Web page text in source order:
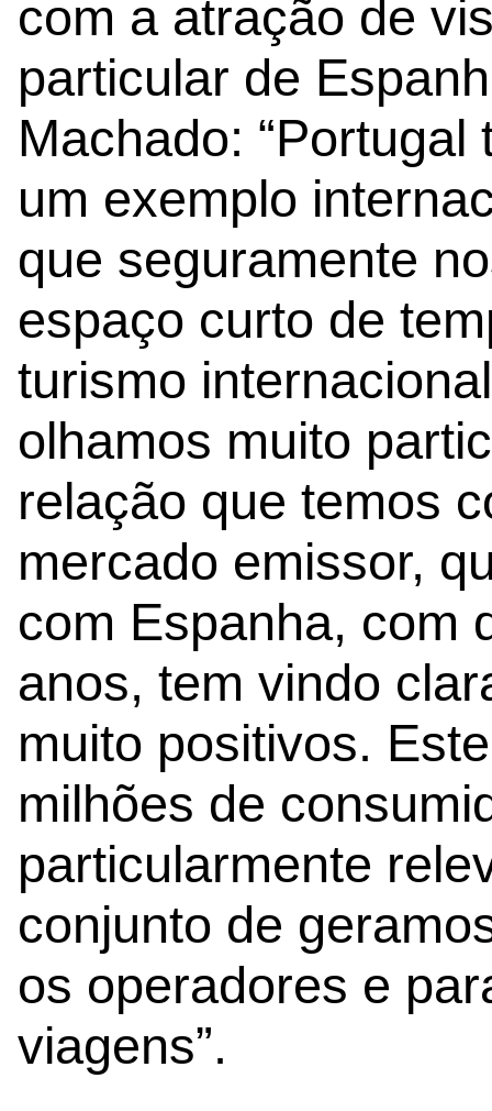
com a atração de
particular de
Machado:
um exemplo
que seguramente
espaço curto de
turismo
olhamos muito
relação que temos
mercado emissor,
com Espanha, com
anos, tem vindo
muito positivos.
milhões de
particularmente
conjunto de
os operadores e
viagens”.